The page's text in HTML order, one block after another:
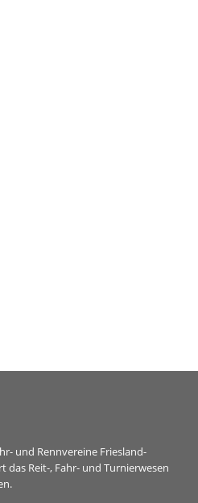
und Rennvereine Friesland-
das Reit-, Fahr- und Turnierwesen